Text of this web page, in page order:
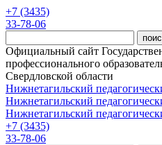
Перейти к основному
+7 (3435)
33-78-06
Официальный сайт
профессионального
Свердловской области
Нижнетагильский
Нижнетагильский
Нижнетагильский
+7 (3435)
33-78-06